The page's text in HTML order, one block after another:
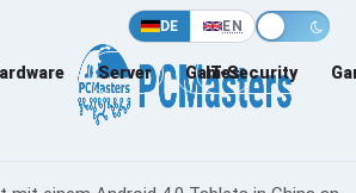
DE EN
Server Games
IT-Security